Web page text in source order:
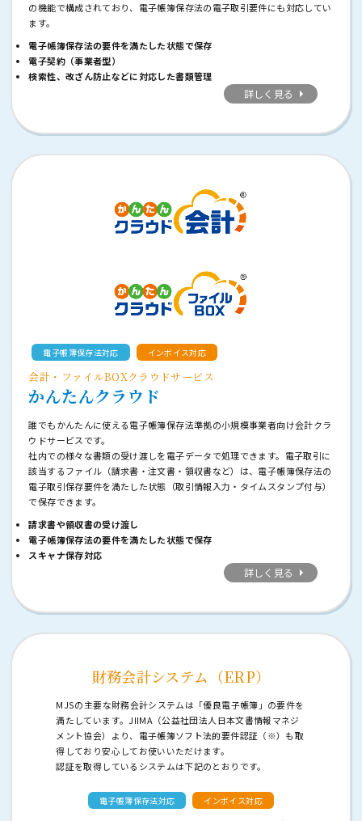
の機能で構成されており、電子帳簿保存法の電子取引要件にも対応してい
ます。
電子帳簿保存法の要件を満たした状態で保存
電子契約（事業者型）
検索性、改ざん防止などに対応した書類管理
詳しく見る
電子帳簿保存法対応 インボイス対応
会計・ファイルBOXクラウドサービス
かんたんクラウド
誰でもかんたんに使える電子帳簿保存法準拠の小規模事業者向け会計クラ
ウドサービスです。
社内での様々な書類の受け渡しを電子データで処理できます。電子取引に
該当するファイル（請求書・注文書・領収書など）は、電子帳簿保存法の
電子取引保存要件を満たした状態（取引情報入力・タイムスタンプ付与）
で保存できます。
請求書や領収書の受け渡し
電子帳簿保存法の要件を満たした状態で保存
スキャナ保存対応
詳しく見る
財務会計システム（ERP）
MJSの主要な財務会計システムは「優良電子帳簿」の要件を
満たしています。JIIMA（公益社団法人日本文書情報マネジ
メント協会）より、電子帳簿ソフト法的要件認証（※）も取
得しており安心してお使いいただけます。
認証を取得しているシステムは下記のとおりです。
電子帳簿保存法対応 インボイス対応